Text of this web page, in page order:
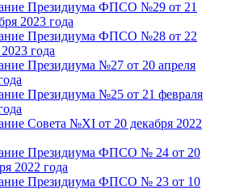
Президиума ФПСО №29 от 21
2023 года
Президиума ФПСО №28 от 22
года
Президиума №27 от 20 апреля
Президиума №25 от 21 февраля
Совета №XI от 20 декабря 2022
Президиума ФПСО № 24 от 20
2022 года
Президиума ФПСО № 23 от 10